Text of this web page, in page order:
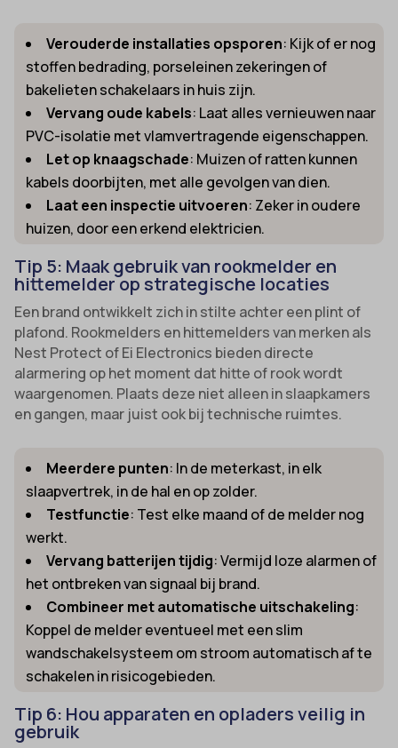
Verouderde installaties opsporen: Kijk of er nog
stoffen bedrading, porseleinen zekeringen of
bakelieten schakelaars in huis zijn.
Vervang oude kabels: Laat alles vernieuwen naar
PVC-isolatie met vlamvertragende eigenschappen.
Let op knaagschade: Muizen of ratten kunnen
kabels doorbijten, met alle gevolgen van dien.
Laat een inspectie uitvoeren: Zeker in oudere
huizen, door een erkend elektricien.
Tip 5: Maak gebruik van rookmelder en
hittemelder op strategische locaties
Een brand ontwikkelt zich in stilte achter een plint of
plafond. Rookmelders en hittemelders van merken als
Nest Protect of Ei Electronics bieden directe
alarmering op het moment dat hitte of rook wordt
waargenomen. Plaats deze niet alleen in slaapkamers
en gangen, maar juist ook bij technische ruimtes.
Meerdere punten: In de meterkast, in elk
slaapvertrek, in de hal en op zolder.
Testfunctie: Test elke maand of de melder nog
werkt.
Vervang batterijen tijdig: Vermijd loze alarmen of
het ontbreken van signaal bij brand.
Combineer met automatische uitschakeling:
Koppel de melder eventueel met een slim
wandschakelsysteem om stroom automatisch af te
schakelen in risicogebieden.
Tip 6: Hou apparaten en opladers veilig in
gebruik